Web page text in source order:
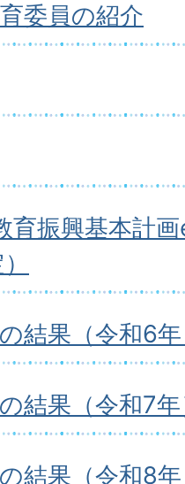
委員の紹介
育振興基本計
結果（令和6
結果（令和7
結果（令和8